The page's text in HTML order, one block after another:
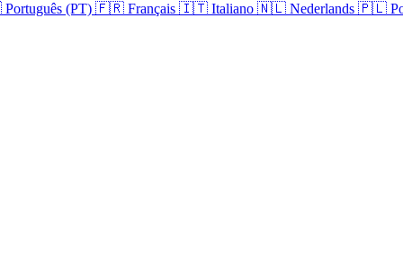
Português (PT) 🇫🇷 Français 🇮🇹 Italiano 🇳🇱 Nederlands 🇵🇱